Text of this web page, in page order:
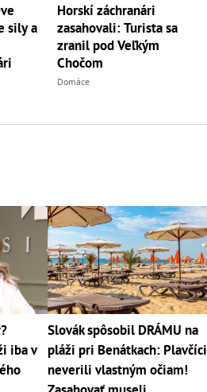
sily a
Horskí záchranári
zasahovali: Turista sa
zranil pod Veľkým
Chočom
Domáce
iba v
Slovák spôsobil DRÁMU na
pláži pri Benátkach: Plavčíci
neverili vlastným očiam!